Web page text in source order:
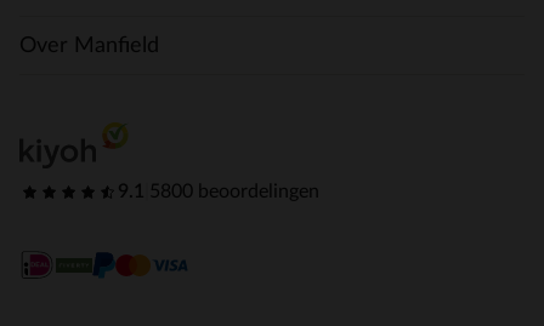
Over Manfield
9.1 5800 beoordelingen